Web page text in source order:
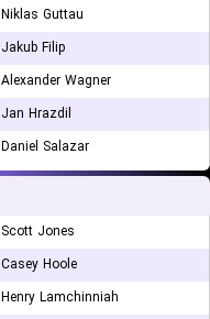
Niklas Guttau
Jakub Filip
Alexander Wagner
Jan Hrazdil
Daniel Salazar
Scott Jones
Casey Hoole
Henry Lamchinniah